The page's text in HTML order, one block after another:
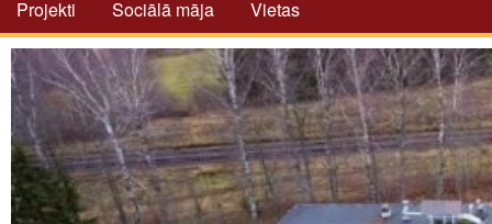
Projekti
Sociālā māja Vietas